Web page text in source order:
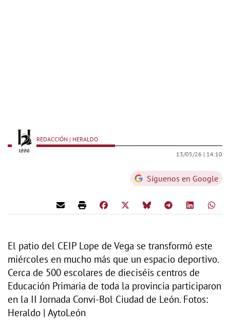
REDACCIÓN | HERALDO
13/05/26 | 14:10
Síguenos en Google
El patio del CEIP Lope de Vega se transformó este
miércoles en mucho más que un espacio deportivo.
Cerca de 500 escolares de dieciséis centros de
Educación Primaria de toda la provincia participaron
en la II Jornada Convi-Bol Ciudad de León. Fotos:
Heraldo | AytoLeón